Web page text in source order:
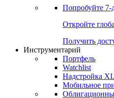
Попробуйте 7-
Откройте
Получить
Инструментарий
Портфель
Watchlist
Надстройка
Мобильное